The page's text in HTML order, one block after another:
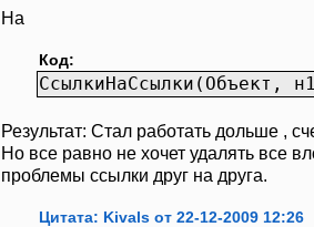
На
Код:
СсылкиНаСсылки(Объект,
Результат: Стал работать дольше ,
Но все равно не хочет удалять все
проблемы ссылки друг на друга.
Цитата: Kivals от 22-12-2009 12:26